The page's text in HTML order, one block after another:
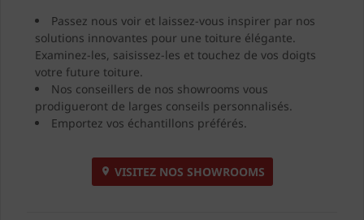
Passez nous voir et laissez-vous inspirer par nos
solutions innovantes pour une toiture élégante.
Examinez-les, saisissez-les et touchez de vos doigts
votre future toiture.
Nos conseillers de nos showrooms vous
prodigueront de larges conseils personnalisés.
Emportez vos échantillons préférés.
VISITEZ NOS SHOWROOMS